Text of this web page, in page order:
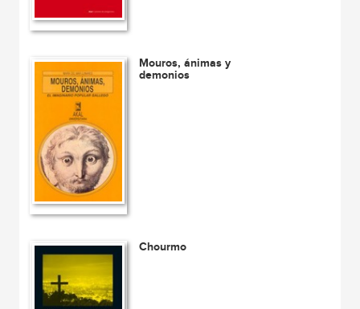
Mouros, ánimas y
demonios
Chourmo